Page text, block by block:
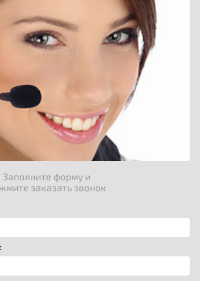
Заполните форму и
заказать звонок